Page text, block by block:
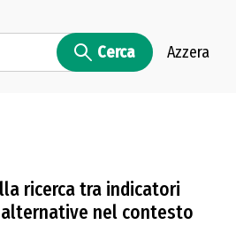
Cerca Azzera
ricerca tra indicatori
nel contesto